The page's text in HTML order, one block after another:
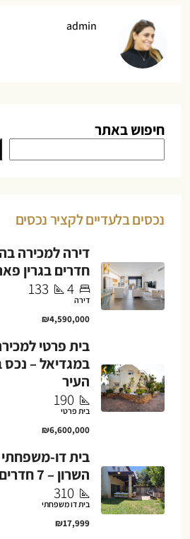
admin
חיפוש באתר
נכסים בלעדיים לקציר נכסים
חדרים בגרין
4
133
דירה
₪4,590,000
בית פרטי
במגדיאל – נכס
העיר
190
בית פרטי
₪6,600,000
בית דו-
השרון – 7 חדרים
310
בית דו משפחתי
₪17,999